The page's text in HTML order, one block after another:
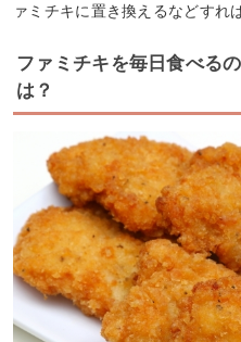
ァミチキに置き換えるなどすれ
ファミチキを毎日食べる
は？